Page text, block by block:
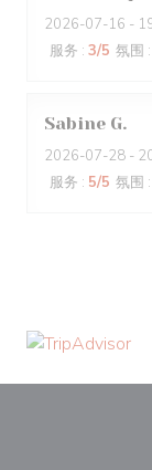
2026-07-16 -
服务 : 3/5 氛围 :
Sabine G
2026-07-28 -
服务 : 5/5 氛围 :